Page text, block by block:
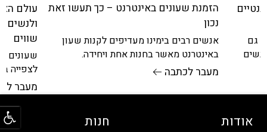
גם
נשים
הזמנת שעונים באינטרנט – כך תעשו זאת
נכון
אנשים רבים בימינו מעדיפים לקנות שעון
באינטרנט מאשר בחנות אחת ויחידה.
האפשרות להתרשם מההיצע הבלתי מוגבל,
מעבר לכתבה
עולם
ולנשים:
שווים
שעונים
לצפייה
ובחירה
שעונים
מעבר
אודות חנות